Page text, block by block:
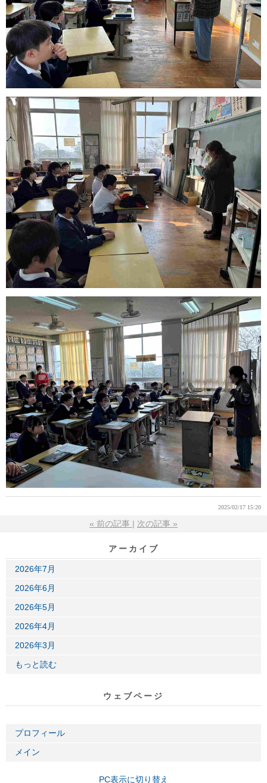
2025/02/17 15:20
« 前の記事 次の記事 »
アーカイブ
2026年7月
2026年6月
2026年5月
2026年4月
2026年3月
もっと読む
ウェブページ
プロフィール
メイン
PC表示に切り替え